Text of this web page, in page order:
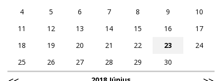
4
5 6 7 8 9
10
11
12 13 14 15 16
17
18
19 20 21 22 23
24
25
26 27 28 29
30